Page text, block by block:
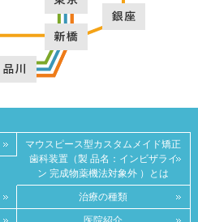
マウスピース型カスタムメイド矯正
歯科装置（製 品名：インビザライ
ン 完成物薬機法対象外 ）とは
治療の種類